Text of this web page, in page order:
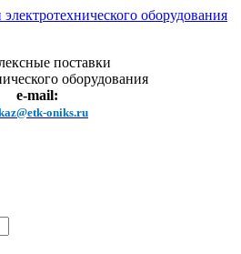
поставки
оборудования
e-mail:
oniks.ru